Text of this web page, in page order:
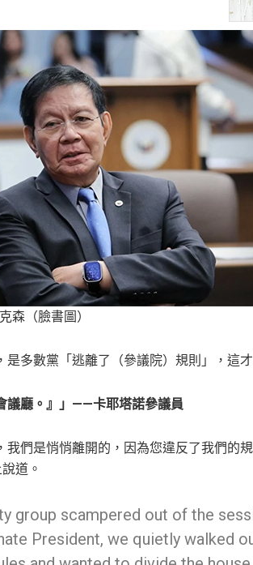
森（臉書圖）
是多數黨「逃離了（參議院）規則」，這
議廳。』」——卡耶塔諾參議員
我們是悄悄離開的，因為您違反了我們的
道。
group scampered out of the
President, we quietly walked